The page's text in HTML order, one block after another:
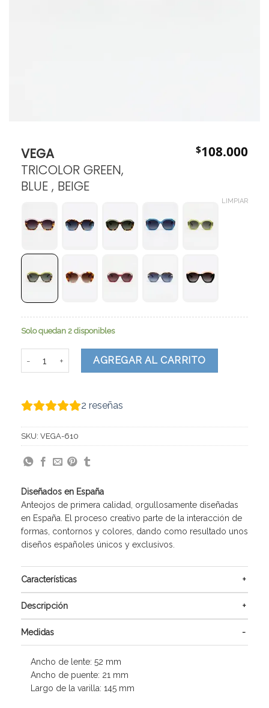
VEGA
TRICOLOR GREEN,
BLUE , BEIGE
$108.000
LIMPIAR
Solo quedan 2 disponibles
AGREGAR AL CARRITO
2 reseñas
SKU: VEGA-610
Diseñados en España
Anteojos de primera calidad, orgullosamente diseñadas
en España. El proceso creativo parte de la interacción de
formas, contornos y colores, dando como resultado unos
diseños españoles únicos y exclusivos.
Características
Descripción
Medidas
Ancho de lente: 52 mm
Ancho de puente: 21 mm
Largo de la varilla: 145 mm